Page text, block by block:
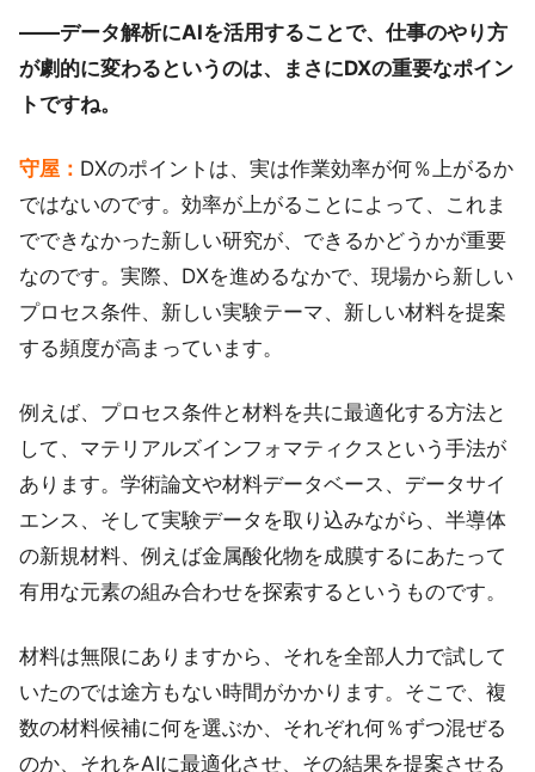
——データ解析にAIを活用することで、仕事のやり方
が劇的に変わるというのは、まさにDXの重要なポイン
トですね。
守屋： DXのポイントは、実は作業効率が何％上がるか
ではないのです。効率が上がることによって、これま
でできなかった新しい研究が、できるかどうかが重要
なのです。実際、DXを進めるなかで、現場から新しい
プロセス条件、新しい実験テーマ、新しい材料を提案
する頻度が高まっています。
例えば、プロセス条件と材料を共に最適化する方法と
して、マテリアルズインフォマティクスという手法が
あります。学術論文や材料データベース、データサイ
エンス、そして実験データを取り込みながら、半導体
の新規材料、例えば金属酸化物を成膜するにあたって
有用な元素の組み合わせを探索するというものです。
材料は無限にありますから、それを全部人力で試して
いたのでは途方もない時間がかかります。そこで、複
数の材料候補に何を選ぶか、それぞれ何％ずつ混ぜる
のか、それをAIに最適化させ、その結果を提案させる